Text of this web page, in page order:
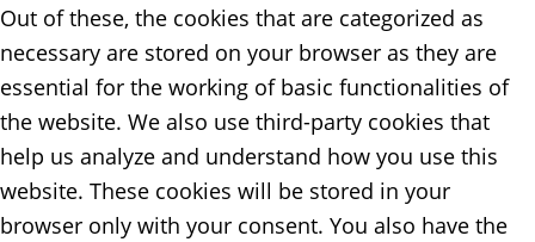
Out of these, the cookies that are categorized as
necessary are stored on your browser as they are
essential for the working of basic functionalities of
the website. We also use third-party cookies that
help us analyze and understand how you use this
website. These cookies will be stored in your
browser only with your consent. You also have the